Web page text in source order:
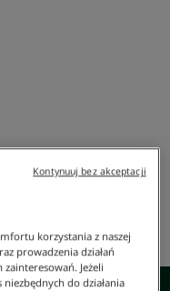
korzystania z naszej
prowadzenia działań
Jeżeli
do działania
Kontynuuj bez akceptacji